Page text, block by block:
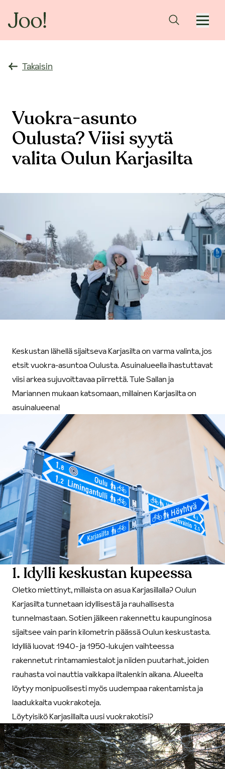
Takaisin
Vuokra-asunto
Oulusta? Viisi syytä
valita Oulun Karjasilta
Keskustan lähellä sijaitseva Karjasilta on varma valinta, jos
etsit vuokra-asuntoa Oulusta. Asuinalueella ihastuttavat
viisi arkea sujuvoittavaa piirrettä. Tule Sallan ja
Mariannen mukaan katsomaan, millainen Karjasilta on
asuinalueena!
1. Idylli keskustan kupeessa
Oletko miettinyt, millaista on asua Karjasillalla? Oulun
Karjasilta tunnetaan idyllisestä ja rauhallisesta
tunnelmastaan. Sotien jälkeen rakennettu kaupunginosa
sijaitsee vain parin kilometrin päässä Oulun keskustasta.
Idylliä luovat 1940- ja 1950-lukujen vaihteessa
rakennetut rintamamiestalot ja niiden puutarhat, joiden
rauhasta voi nauttia vaikkapa iltalenkin aikana. Alueelta
löytyy monipuolisesti myös uudempaa rakentamista ja
laadukkaita vuokrakoteja.
Löytyisikö Karjasillalta uusi vuokrakotisi?